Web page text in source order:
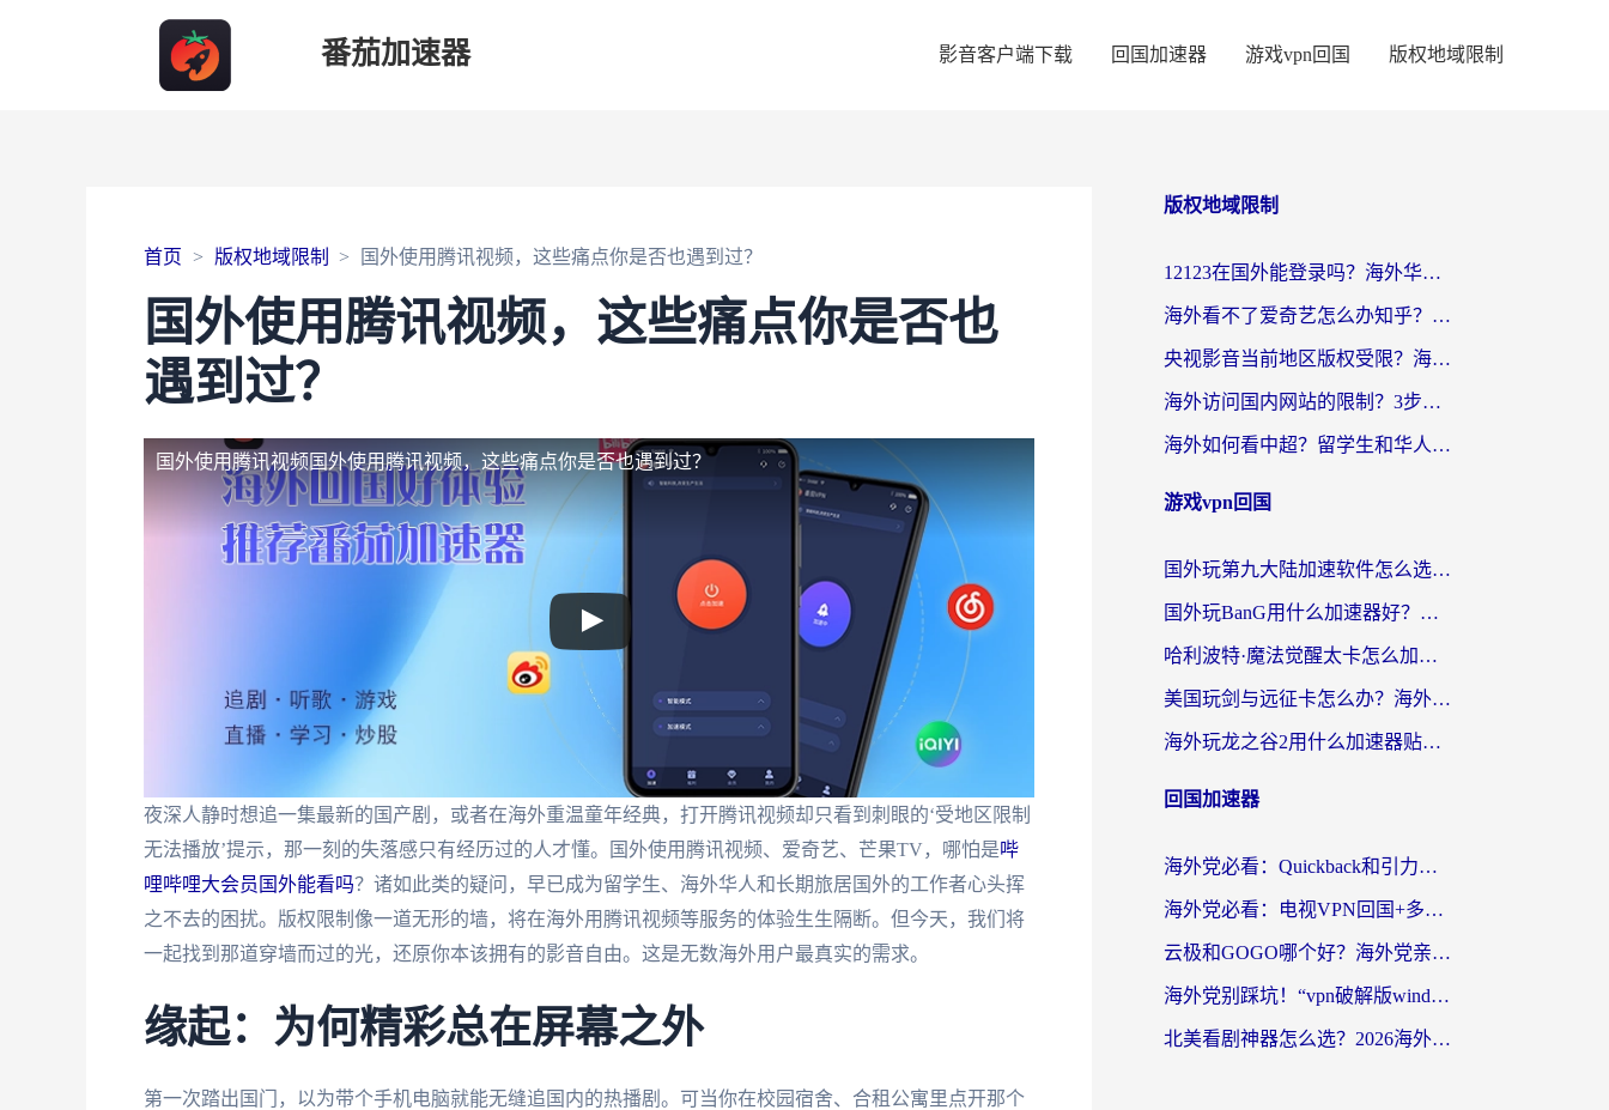
番茄加速器 影音客户端下载 回国加速器 游戏vpn回国 版权地域限制
首页 版权地域限制 国外使用腾讯视频，这些痛点你是否也遇到过？
国外使用腾讯视频，这些痛点你是否也
遇到过？
国外使用腾讯视频国外使用腾讯视频，这些痛点你是否也遇到过？
夜深人静时想追一集最新的国产剧，或者在海外重温童年经典，打开腾讯视频却只看到刺眼的‘受地区限制
无法播放’提示，那一刻的失落感只有经历过的人才懂。国外使用腾讯视频、爱奇艺、芒果TV，哪怕是哔
哩哔哩大会员国外能看吗？诸如此类的疑问，早已成为留学生、海外华人和长期旅居国外的工作者心头挥
之不去的困扰。版权限制像一道无形的墙，将在海外用腾讯视频等服务的体验生生隔断。但今天，我们将
一起找到那道穿墙而过的光，还原你本该拥有的影音自由。这是无数海外用户最真实的需求。
缘起：为何精彩总在屏幕之外
第一次踏出国门，以为带个手机电脑就能无缝追国内的热播剧。可当你在校园宿舍、合租公寓里点开那个
版权地域限制
12123在国外能登录吗？海外华人亲测有效的回国加速器选择指南
海外看不了爱奇艺怎么办知乎？留学生亲测有效的回国加速方案
央视影音当前地区版权受限？海外党看国内剧、追电视台的终极解决方案
海外访问国内网站的限制？3步教你无缝解锁国内资源（附实测最优工具）
海外如何看中超？留学生和华人的体育赛事观看终极指南（附欧洲杯奥运会观看技巧）
游戏vpn回国
国外玩第九大陆加速软件怎么选？2026终极指南帮你告别延迟卡顿
国外玩BanG用什么加速器好？海外玩家亲测的国服游戏加速终极方案
哈利波特·魔法觉醒太卡怎么加速？海外党亲测有效的国服游戏加速指南
美国玩剑与远征卡怎么办？海外党亲测有效的国服游戏加速指南
海外玩龙之谷2用什么加速器贴吧？老玩家实测推荐，附新加坡猎魂觉醒国外剑与远征加速攻略
回国加速器
海外党必看：Quickback和引力好用吗？3分钟搞懂回国加速器怎么选
海外党必看：电视VPN回国+多设备无缝访问国内资源的实用指南
云极和GOGO哪个好？海外党亲测回国加速器选择指南（附iOS免费&Windows VPN实用技巧）
海外党别踩坑！“vpn破解版windows”真的能用？教你选对回国加速器无缝刷国内资源
北美看剧神器怎么选？2026海外华人无缝访问国内资源全攻略